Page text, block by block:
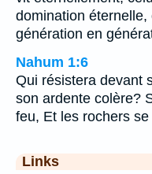
domination
génération en
Nahum 1:6
Qui résistera devant
son ardente colère?
feu, Et les rochers
Links